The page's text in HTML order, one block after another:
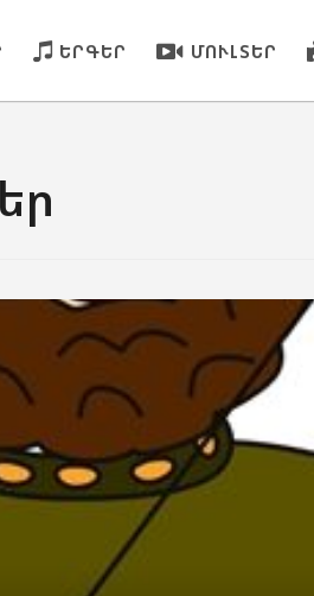
ԵՐԳԵՐ ՄՈՒԼՏԵՐ